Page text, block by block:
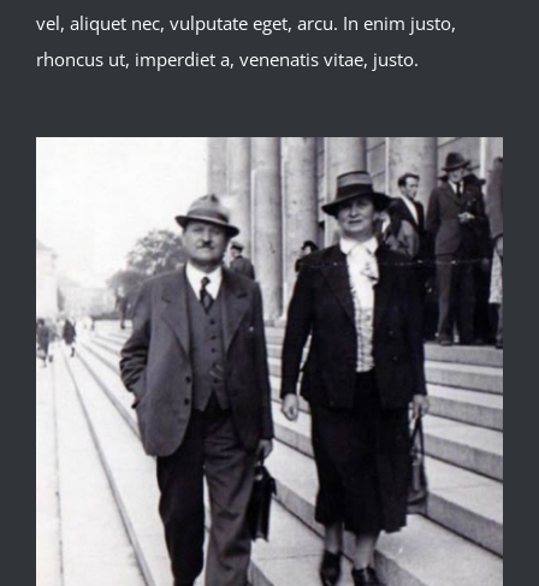
vel, aliquet nec, vulputate eget, arcu. In enim justo,
rhoncus ut, imperdiet a, venenatis vitae, justo.